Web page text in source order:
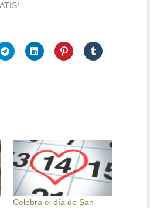
Celebra el día de San